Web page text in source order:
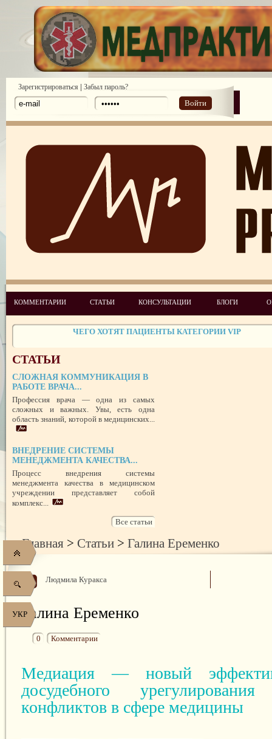
УКР
Зарегистрироваться | Забыл пароль?
Войти
КОММЕНТАРИИ СТАТЬИ КОНСУЛЬТАЦИИ БЛОГИ
ПОТРЕБИТЕЛЬСКИЙ ЭКСТРЕМИЗМ
ПЕРЕГОРЕЛО, или ЧЕМ ГРОЗИТ ЭМОЦИОНАЛЬНОЕ
ПЕРСОНАЛА
УСПЕШНЫЙ ДЕБЮТ «ШКОЛЫ АДМИНИСТРАТОРОВ
ЦЕЛЕПОЛАГАНИЕ, или КАК ПРАВИЛЬНО СТАВИТЬ ЦЕЛИ И
ИХ
ЧЕГО ХОТЯТ ПАЦИЕНТЫ КАТЕГОРИИ VIP
СТРЕСС-МЕНЕДЖМЕНТ В СФЕРЕ МЕДИЦИНЫ
ЗАЩИТА РЕПУТАЦИИ В СЕТИ ИНТЕРНЕТ: SERM, ИЛИ КАК
ПРАВОВОЙ СТАТУС ПРЕДСТАВИТЕЛЯ ПАЦИЕНТА В УКРАИНЕ
РУБЕЖОМ
РОЛЬ МЕДИЦИНСКОЙ ДОКУМЕНТАЦИИ КАК
ГРАЖДАНСКОМ И УГОЛОВНОМ СУДОПРОИЗВОДСТВЕ
СТАТЬИ
СЛОЖНАЯ КОММУНИКАЦИЯ В
РАБОТЕ ВРАЧА...
Профессия врача — одна из самых
сложных и важных. Увы, есть одна
область знаний, которой в медицинских...
ВНЕДРЕНИЕ СИСТЕМЫ
МЕНЕДЖМЕНТА КАЧЕСТВА...
Процесс внедрения системы
менеджмента качества в медицинском
учреждении представляет собой
комплекс...
Все статьи
Главная > Статьи > Галина Еременко
Людмила Куракса
Галина Еременко
0 Комментарии
Медиация — новый
досудебного
конфликтов в сфере медицины